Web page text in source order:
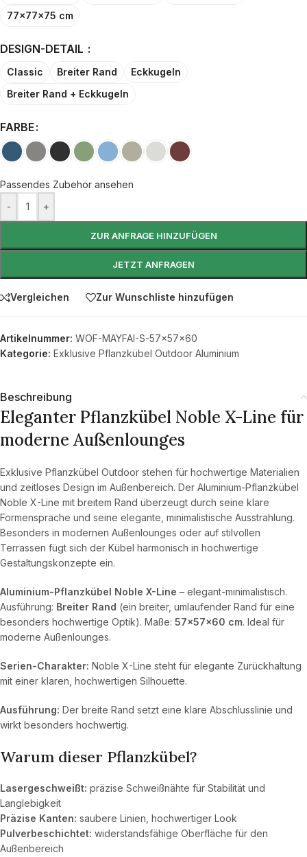
77x77x75 cm
DESIGN-DETAIL
Classic Breiter Rand
Eckkugeln
Breiter Rand + Eckkugeln
FARBE
Passendes Zubehör ansehen
-
+
ZUR ANFRAGE HINZUFÜGEN
JETZT ANFRAGEN
Vergleichen Zur Wunschliste hinzufügen
Artikelnummer: WOF-MAYFAI-S-57x57x60
Kategorie: Exklusive Pflanzkübel Outdoor Aluminium
Beschreibung
Eleganter Pflanzkübel Noble X-Line für
moderne Außenlounges
Exklusive Pflanzkübel Outdoor stehen für hochwertige Materialien
und zeitloses Design im Außenbereich. Der Aluminium-Pflanzkübel
Noble X-Line mit breitem Rand überzeugt durch seine klare
Formensprache und seine elegante, minimalistische Ausstrahlung.
Besonders in modernen Außenlounges oder auf stilvollen
Terrassen fügt sich der Kübel harmonisch in hochwertige
Gestaltungskonzepte ein.
Aluminium-Pflanzkübel Noble X-Line – elegant-minimalistisch.
Ausführung: Breiter Rand (ein breiter, umlaufender Rand für eine
besonders hochwertige Optik). Maße: 57×57×60 cm. Ideal für
moderne Außenlounges.
Serien-Charakter: Noble X-Line steht für elegante Zurückhaltung
mit einer klaren, hochwertigen Silhouette.
Ausführung: Der breite Rand setzt eine klare Abschlusslinie und
wirkt besonders hochwertig.
Warum dieser Pflanzkübel?
Lasergeschweißt: präzise Schweißnähte für Stabilität und
Langlebigkeit
Präzise Kanten: saubere Linien, hochwertiger Look
Pulverbeschichtet: widerstandsfähige Oberfläche für den
Außenbereich